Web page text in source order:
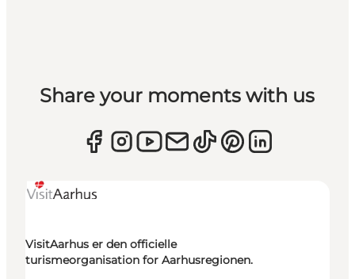
Share your moments with us
VisitAarhus er den officielle
turismeorganisation for Aarhusregionen.